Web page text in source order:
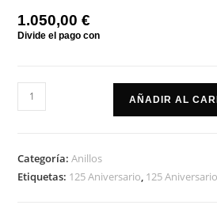
1.050,00€
Anillo
celosia
AÑADIR AL
Categoría:Anillos
Etiquetas: 125 Aniversario, 125